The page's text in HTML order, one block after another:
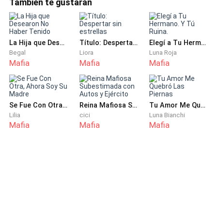
me estaba muriendo, dejaría todo y correría hasta mí.
Eso solo le traería problemas a ella y a su nuevo
esposo.
—Estoy bien. Solo te extraño.
No podía cargarla con lo horrible que se había vuelto
mi vida. Solo escuchar su voz ya era suficiente para
mí.
Pronto… ya no podría volver a hacerlo.
ruta de embarque. Si asumimos el riesgo del transporte
adicional, ellos podrían ceder en el precio.”Era la voz de
Alessia.En un negocio parecido, dos años atrás,
También te gustarán
La Hija que Desearon No Haber Tenido
Begal
Mafia
Título: Despertar sin estrellas
Liora
Mafia
Elegí a Tu Hermano. Y Tú Ruina.
Luna Roja
Mafia
Se Fue Con Otra, Ahora Soy Su Madre
Lilia
Mafia
Reina Mafiosa Subestimada con Autos y Ejército
cici
Mafia
Tu Amor Me Quebró Las Piernas
Luna Bianchi
Mafia